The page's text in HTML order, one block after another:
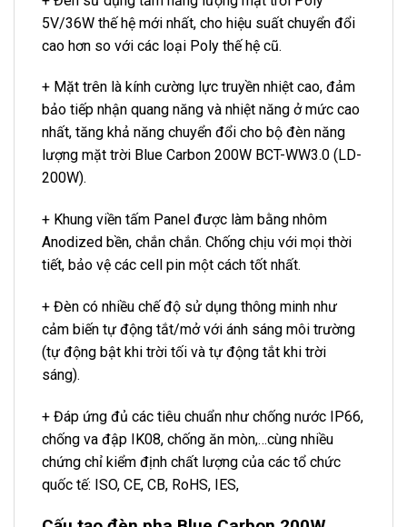
5V/36W thế hệ mới nhất, cho hiệu suất chuyển đổi
cao hơn so với các loại Poly thế hệ cũ.
+ Mặt trên là kính cường lực truyền nhiệt cao, đảm
bảo tiếp nhận quang năng và nhiệt năng ở mức cao
nhất, tăng khả năng chuyển đổi cho bộ đèn năng
lượng mặt trời Blue Carbon 200W BCT-WW3.0 (LD-
200W).
+ Khung viền tấm Panel được làm bằng nhôm
Anodized bền, chắn chắn. Chống chịu với mọi thời
tiết, bảo vệ các cell pin một cách tốt nhất.
+ Đèn có nhiều chế độ sử dụng thông minh như
cảm biến tự động tắt/mở với ánh sáng môi trường
(tự động bật khi trời tối và tự động tắt khi trời
sáng).
+ Đáp ứng đủ các tiêu chuẩn như chống nước IP66,
chống va đập IK08, chống ăn mòn,…cùng nhiều
chứng chỉ kiểm định chất lượng của các tổ chức
quốc tế: ISO, CE, CB, RoHS, IES,